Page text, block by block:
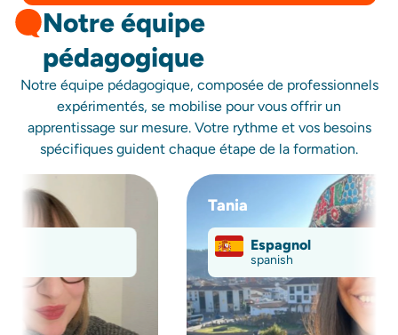
Notre équipe
pédagogique
Notre équipe pédagogique, composée de professionnels
expérimentés, se mobilise pour vous offrir un
apprentissage sur mesure. Votre rythme et vos besoins
spécifiques guident chaque étape de la formation.
Espagnol